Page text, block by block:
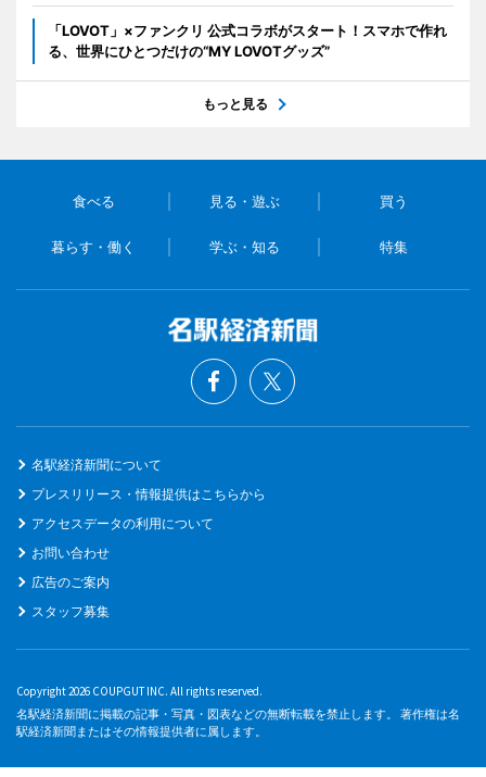
「LOVOT」×ファンクリ 公式コラボがスタート！スマホで作れ
る、世界にひとつだけの“MY LOVOTグッズ”
もっと見る
食べる 見る・遊ぶ 買う
暮らす・働く 学ぶ・知る 特集
名駅経済新聞について
プレスリリース・情報提供はこちらから
アクセスデータの利用について
お問い合わせ
広告のご案内
スタッフ募集
Copyright 2026 COUPGUT INC. All rights reserved.
名駅経済新聞に掲載の記事・写真・図表などの無断転載を禁止します。 著作権は名
駅経済新聞またはその情報提供者に属します。